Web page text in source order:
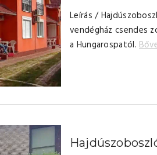
Leírás /
vendégház csendes
a Hungarospatól.